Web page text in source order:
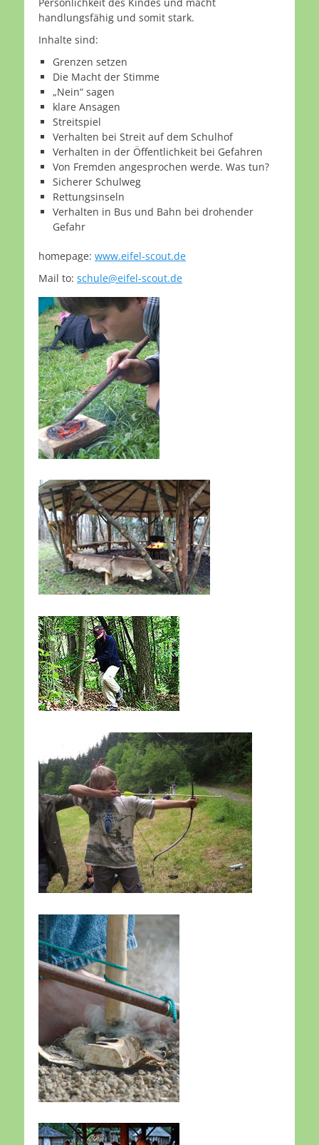
Persönlichkeit des Kindes und macht
handlungsfähig und somit stark.
Inhalte sind:
Grenzen setzen
Die Macht der Stimme
„Nein“ sagen
klare Ansagen
Streitspiel
Verhalten bei Streit auf dem Schulhof
Verhalten in der Öffentlichkeit bei Gefahren
Von Fremden angesprochen werde. Was tun?
Sicherer Schulweg
Rettungsinseln
Verhalten in Bus und Bahn bei drohender
Gefahr
homepage: www.eifel-scout.de
Mail to: schule@eifel-scout.de